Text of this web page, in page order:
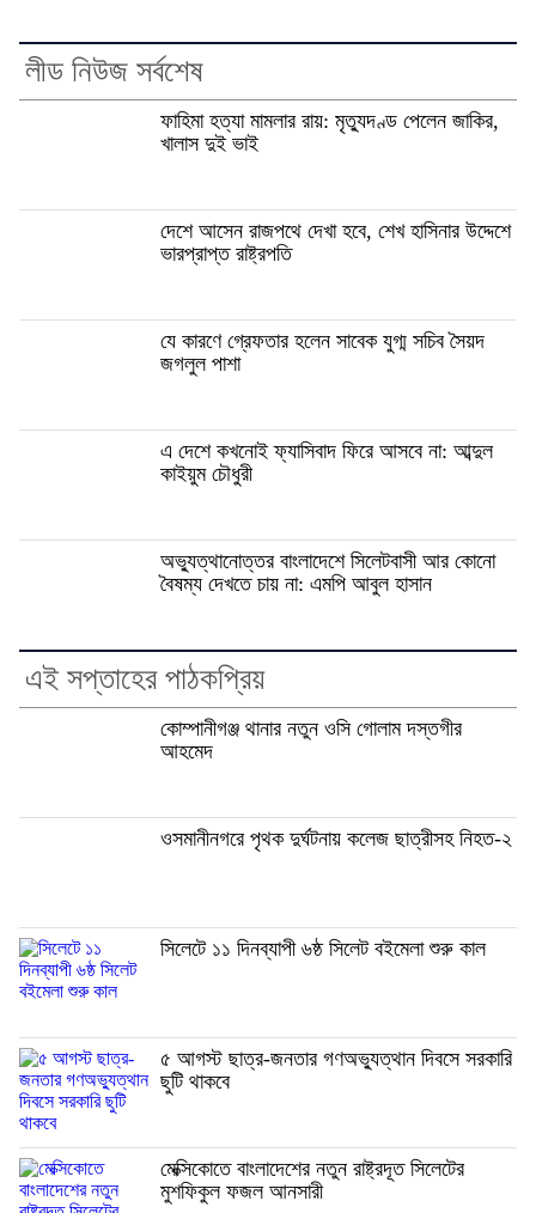
লীড নিউজ সর্বশেষ
ফাহিমা হত্যা মামলার রায়: মৃত্যুদণ্ড পেলেন জাকির,
খালাস দুই ভাই
দেশে আসেন রাজপথে দেখা হবে, শেখ হাসিনার উদ্দেশে
ভারপ্রাপ্ত রাষ্ট্রপতি
যে কারণে গ্রেফতার হলেন সাবেক যুগ্ম সচিব সৈয়দ
জগলুল পাশা
এ দেশে কখনোই ফ্যাসিবাদ ফিরে আসবে না: আব্দুল
কাইয়ুম চৌধুরী
অভ্যুত্থানোত্তর বাংলাদেশে সিলেটবাসী আর কোনো
বৈষম্য দেখতে চায় না: এমপি আবুল হাসান
এই সপ্তাহের পাঠকপ্রিয়
কোম্পানীগঞ্জ থানার নতুন ওসি গোলাম দস্তগীর
আহমেদ
ওসমানীনগরে পৃথক দুর্ঘটনায় কলেজ ছাত্রীসহ নিহত-২
সিলেটে ১১ দিনব্যাপী ৬ষ্ঠ সিলেট বইমেলা শুরু কাল
৫ আগস্ট ছাত্র-জনতার গণঅভ্যুত্থান দিবসে সরকারি
ছুটি থাকবে
মেক্সিকোতে বাংলাদেশের নতুন রাষ্ট্রদূত সিলেটের
মুশফিকুল ফজল আনসারী